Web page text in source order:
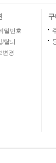
밀번호
/탈퇴
변경